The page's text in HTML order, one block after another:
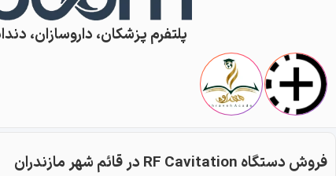
پلتفرم پزشکان، داروسازان،
فروش دستگاه RF Cavitation در قائم شهر مازندران